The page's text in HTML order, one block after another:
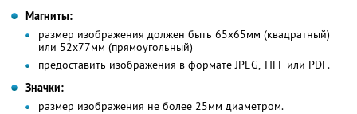
Магниты:
размер изображения должен быть 65х65мм (квадратный)
или 52х77мм (прямоугольный)
предоставить изображения в формате JPEG, TIFF или PDF.
Значки:
размер изображения не более 25мм диаметром.